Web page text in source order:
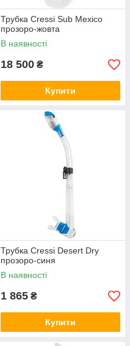
Трубка Cressi Sub Mexico
прозоро-жовта
В наявності
18 500 ₴
Купити
Трубка Cressi Desert Dry
прозоро-синя
В наявності
1 865 ₴
Купити